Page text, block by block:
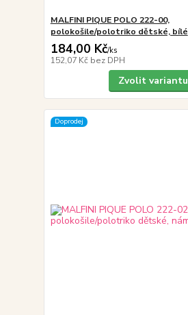
MALFINI PIQUE POLO 222-00,
polokošile/polotriko dětské, bílé
184,00 Kč/ks
152,07 Kč bez DPH
Zvolit variantu
Doprodej